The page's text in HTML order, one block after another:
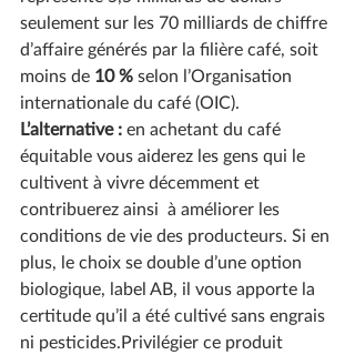
seulement sur les 70 milliards de chiffre
d’affaire générés par la filière café, soit
moins de 10 % selon l’Organisation
internationale du café (OIC).
L’alternative : en achetant du café
équitable vous aiderez les gens qui le
cultivent à vivre décemment et
contribuerez ainsi  à améliorer les
conditions de vie des producteurs. Si en
plus, le choix se double d’une option
biologique, label AB, il vous apporte la
certitude qu’il a été cultivé sans engrais
ni pesticides.Privilégier ce produit